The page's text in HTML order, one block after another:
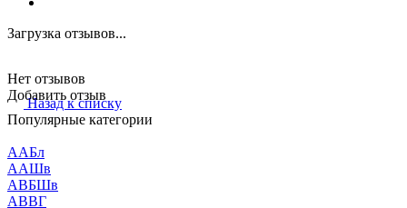
Загрузка отзывов...
Нет отзывов
Добавить отзыв
Назад к списку
Популярные категории
ААБл
ААШв
АВБШв
АВВГ